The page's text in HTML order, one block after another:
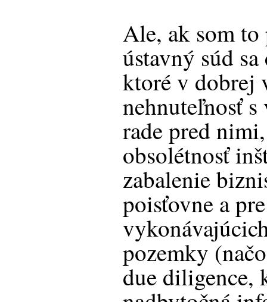
Ale, ak som to
ústavný súd
ktoré v dobrej
nehnuteľnosť
rade pred
obsolétnosť
zabalenie
poisťovne a
pozemky
due diligence,